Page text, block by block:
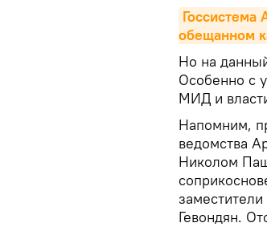
Госсистема
обещанном
Но на
Особенно с
МИД и
Напомним,
ведомства
Николом
Гевондян.